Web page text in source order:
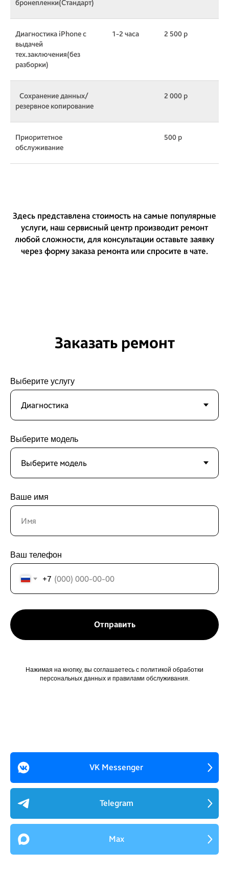
бронепленки(Стандарт)
Диагностика iPhone с
выдачей
тех.заключения(без
разборки)
1-2 часа 2 500 р
Сохранение данных/
резервное копирование
2 000 р
Приоритетное
обслуживание
500 р
Здесь представлена стоимость на самые популярные
услуги, наш сервисный центр производит ремонт
любой сложности, для консультации оставьте заявку
через форму заказа ремонта или спросите в чате.
Заказать ремонт
Выберите услугу
Выберите модель
Ваше имя
Ваш телефон
+7
Отправить
Нажимая на кнопку, вы соглашаетесь с политикой обработки
персональных данных и правилами обслуживания.
VK Messenger
Telegram
Max